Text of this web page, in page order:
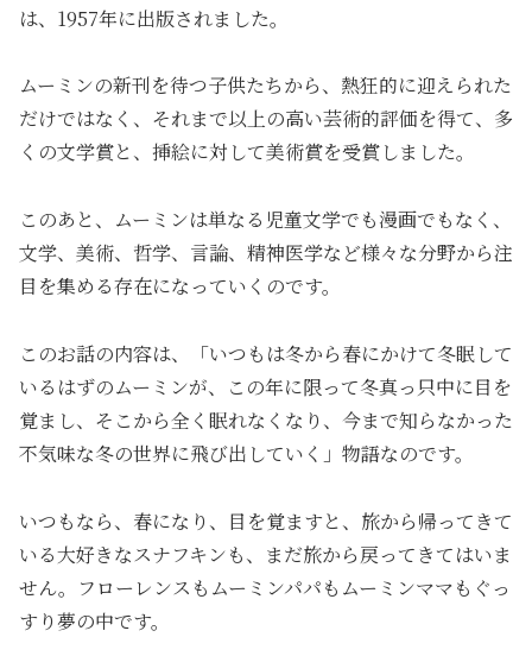
は、1957年に出版されました。
ムーミンの新刊を待つ子供たちから、熱狂的に迎えられた
だけではなく、それまで以上の高い芸術的評価を得て、多
くの文学賞と、挿絵に対して美術賞を受賞しました。
このあと、ムーミンは単なる児童文学でも漫画でもなく、
文学、美術、哲学、言論、精神医学など様々な分野から注
目を集める存在になっていくのです。
このお話の内容は、「いつもは冬から春にかけて冬眠して
いるはずのムーミンが、この年に限って冬真っ只中に目を
覚まし、そこから全く眠れなくなり、今まで知らなかった
不気味な冬の世界に飛び出していく」物語なのです。
いつもなら、春になり、目を覚ますと、旅から帰ってきて
いる大好きなスナフキンも、まだ旅から戻ってきてはいま
せん。フローレンスもムーミンパパもムーミンママもぐっ
すり夢の中です。